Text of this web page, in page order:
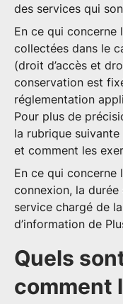
des services qui
En ce qui concerne
collectées dans le
(droit d’accès et
conservation est
réglementation
Pour plus de
la rubrique
et comment les
En ce qui concerne
connexion, la
service chargé de
d’information de
Quels
comment